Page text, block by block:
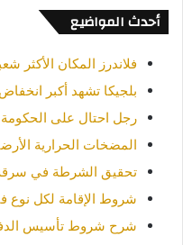
أحدث المواضيع
فلاندرز المكان الأكثر
بلجيكا تشهد أكبر
رجل احتال على الحكومة
المضخات الحرارية
تحقيق الشرطة في سرقة
شروط الإقامة لكل نوع
شرح شروط تأسيس